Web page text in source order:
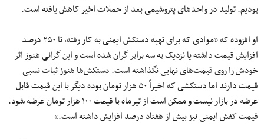
بودیم. تولید در واحدهای پتروشیمی بعد از حملات اخیر کاهش یافته است.
او افزوده که «موادی که برای تهیه دستکش ایمنی به کار رفته، تا ۲۵۰ درصد
افزایش قیمت داشته یا نزدیک به سه برابر گران شده است و این گرانی هنوز اثر
خودش را روی قیمت‌های نهایی نگذاشته است. دستکش‌ها هنوز ثبات نسبی
قیمت دارند اما دستکشی که اخیراً ۵۰ هزار تومان بوده دیگر با این قیمت قابل
عرضه در بازار نیست و ممکن است از تیرماه با قیمت ۱۰۰ هزار تومان عرضه شود.
قیمت کفش ایمنی نیز بیش از هفتاد درصد افزایش داشته است.»